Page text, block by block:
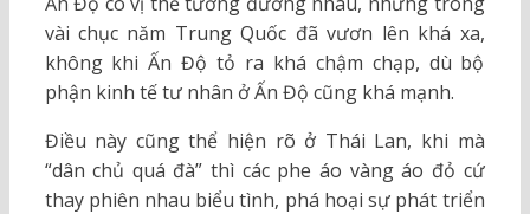
vài chục năm Trung Quốc đã vươn lên khá xa,
không khi Ấn Độ tỏ ra khá chậm chạp, dù bộ
phận kinh tế tư nhân ở Ấn Độ cũng khá mạnh.
Điều này cũng thể hiện rõ ở Thái Lan, khi mà
“dân chủ quá đà” thì các phe áo vàng áo đỏ cứ
thay phiên nhau biểu tình, phá hoại sự phát triển